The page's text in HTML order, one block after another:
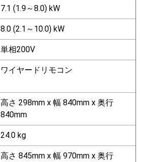
7.1 (1.9～8.0) kW
8.0 (2.1～10.0) kW
単相200V
ワイヤードリモコン
高さ 298mm x 幅 840mm x 奥行
840mm
24.0 kg
高さ 845mm x 幅 970mm x 奥行